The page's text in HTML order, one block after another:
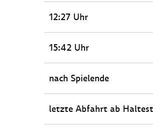
12:27 Uhr
15:42 Uhr
nach Spielende
letzte Abfahrt ab